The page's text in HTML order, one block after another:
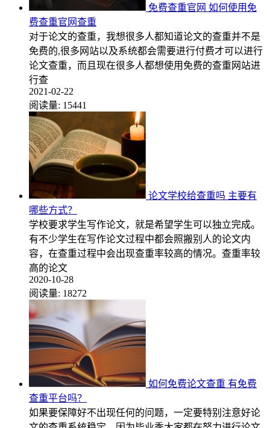
免费查重官网 如何使用免
费查重官网查重
对于论文的查重，我想很多人都知道论文的查重并不是
免费的,很多网站以及系统都会需要进行付费才可以进行
论文查重，而且现在很多人都想使用免费的查重网站进
行查
2021-02-22
阅读量: 15441
论文学校给查重吗 主要有
哪些方式？
学校要求学生写作论文，就是希望学生可以独立完成。
有不少学生在写作论文过程中都会照搬别人的论文内
容，在查重过程中会出现查重率较高的情况。查重率较
高的论文
2020-10-28
阅读量: 18272
如何免费论文查重 有免费
查重平台吗？
如果要保障好不出现任何的问题，一定要特别注意好论